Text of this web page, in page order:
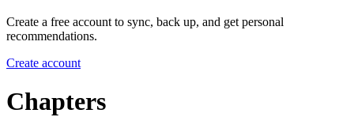
Create a free account to sync, back up, and get personal
recommendations.
Create account
Chapters